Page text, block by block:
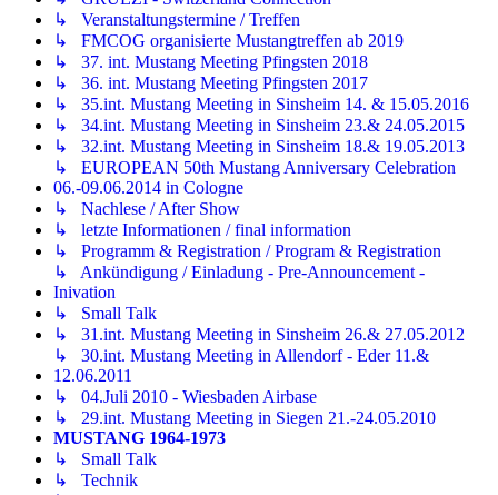
↳ Veranstaltungstermine / Treffen
↳ FMCOG organisierte Mustangtreffen ab 2019
↳ 37. int. Mustang Meeting Pfingsten 2018
↳ 36. int. Mustang Meeting Pfingsten 2017
↳ 35.int. Mustang Meeting in Sinsheim 14. & 15.05.2016
↳ 34.int. Mustang Meeting in Sinsheim 23.& 24.05.2015
↳ 32.int. Mustang Meeting in Sinsheim 18.& 19.05.2013
↳ EUROPEAN 50th Mustang Anniversary Celebration
06.-09.06.2014 in Cologne
↳ Nachlese / After Show
↳ letzte Informationen / final information
↳ Programm & Registration / Program & Registration
↳ Ankündigung / Einladung - Pre-Announcement -
Inivation
↳ Small Talk
↳ 31.int. Mustang Meeting in Sinsheim 26.& 27.05.2012
↳ 30.int. Mustang Meeting in Allendorf - Eder 11.&
12.06.2011
↳ 04.Juli 2010 - Wiesbaden Airbase
↳ 29.int. Mustang Meeting in Siegen 21.-24.05.2010
MUSTANG 1964-1973
↳ Small Talk
↳ Technik